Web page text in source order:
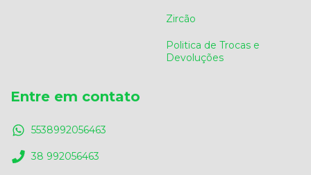
Zircão
Politica de Trocas e
Devoluções
Entre em contato
5538992056463
38 992056463